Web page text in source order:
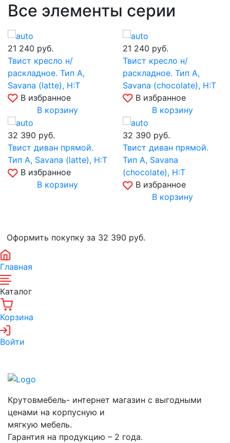
Все элементы серии
21 240 руб.
Твист кресло н/
раскладное. Тип A,
Savana (latte), Н:Т
В избранное
В корзину
21 240 руб.
Твист кресло н/
раскладное. Тип A,
Savana (chocolate), Н:Т
В избранное
В корзину
32 390 руб.
Твист диван прямой.
Тип A, Savana (latte), Н:Т
В избранное
В корзину
32 390 руб.
Твист диван прямой.
Тип A, Savana
(chocolate), Н:Т
В избранное
В корзину
Оформить покупку за 32 390 руб.
Главная
Каталог
Корзина
Войти
Крутовмебель- интернет магазин с выгодными
ценами на корпусную и
мягкую мебель.
Гарантия на продукцию – 2 года.